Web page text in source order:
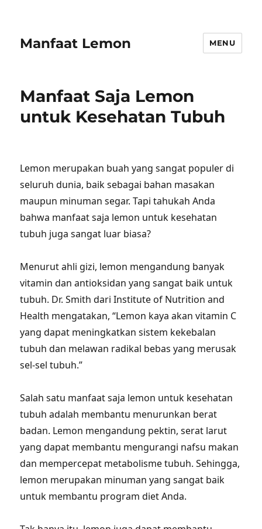
Manfaat Lemon MENU
Manfaat Saja Lemon
untuk Kesehatan Tubuh
Lemon merupakan buah yang sangat populer di
seluruh dunia, baik sebagai bahan masakan
maupun minuman segar. Tapi tahukah Anda
bahwa manfaat saja lemon untuk kesehatan
tubuh juga sangat luar biasa?
Menurut ahli gizi, lemon mengandung banyak
vitamin dan antioksidan yang sangat baik untuk
tubuh. Dr. Smith dari Institute of Nutrition and
Health mengatakan, “Lemon kaya akan vitamin C
yang dapat meningkatkan sistem kekebalan
tubuh dan melawan radikal bebas yang merusak
sel-sel tubuh.”
Salah satu manfaat saja lemon untuk kesehatan
tubuh adalah membantu menurunkan berat
badan. Lemon mengandung pektin, serat larut
yang dapat membantu mengurangi nafsu makan
dan mempercepat metabolisme tubuh. Sehingga,
lemon merupakan minuman yang sangat baik
untuk membantu program diet Anda.